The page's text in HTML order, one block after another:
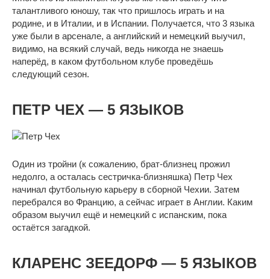
талантливого юношу, так что пришлось играть и на
родине, и в Италии, и в Испании. Получается, что 3 языка
уже были в арсенале, а английский и немецкий выучил,
видимо, на всякий случай, ведь никогда не знаешь
наперёд, в каком футбольном клубе проведёшь
следующий сезон.
ПЕТР ЧЕХ — 5 ЯЗЫКОВ
Один из тройни (к сожалению, брат-близнец прожил
недолго, а осталась сестричка-близняшка) Петр Чех
начинал футбольную карьеру в сборной Чехии. Затем
перебрался во Францию, а сейчас играет в Англии. Каким
образом выучил ещё и немецкий с испанским, пока
остаётся загадкой.
КЛАРЕНС ЗЕЕДОРФ — 5 ЯЗЫКОВ